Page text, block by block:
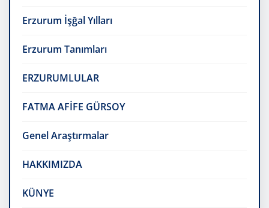
Erzurum İşğal Yılları
Erzurum Tanımları
ERZURUMLULAR
FATMA AFİFE GÜRSOY
Genel Araştırmalar
HAKKIMIZDA
KÜNYE